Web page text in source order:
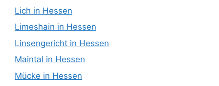
Lich in Hessen
Limeshain in Hessen
Linsengericht in Hessen
Maintal in Hessen
Mücke in Hessen